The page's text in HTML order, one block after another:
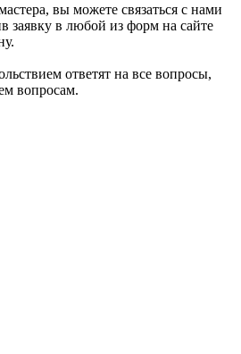
вы можете связаться с нами
заявку в любой из форм на сайте
ответят на все вопросы,
вопросам.